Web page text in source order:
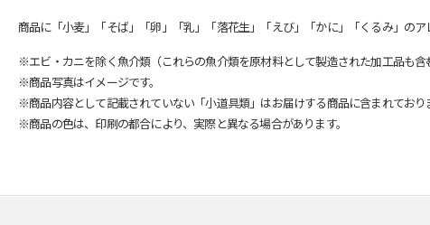
商品に「小麦」「そば」「卵」「乳」「落花生」「えび」「かに」「くるみ」の
※エビ・カニを除く魚介類（これらの魚介類を原材料として製造された加工品も
※商品写真はイメージです。
※商品内容として記載されていない「小道具類」はお届けする商品に含まれており
※商品の色は、印刷の都合により、実際と異なる場合があります。